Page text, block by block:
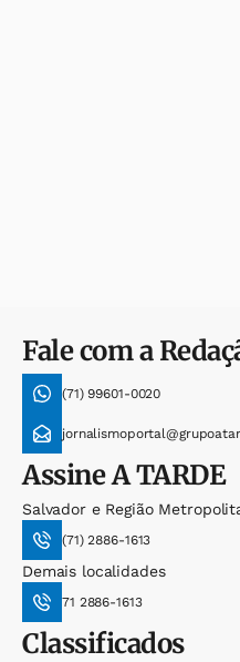
Fale com a
(71) 99601-0020
AssineA TARDE
Salvador e Região
(71) 2886-1613
Demais localidades
71 2886-1613
Classificados